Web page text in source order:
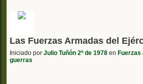
Las Fuerzas Armadas del
Iniciado por Julio Tuñón 2º de 1978 en Fuerzas
guerras